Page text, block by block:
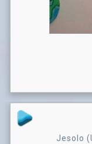
Jesolo